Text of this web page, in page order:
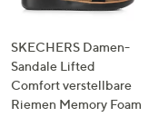
SKECHERS Damen-
Sandale Lifted
Comfort verstellbare
Riemen Memory Foam